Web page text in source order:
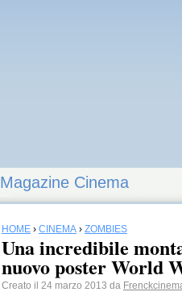
Magazine Cinema
HOME › CINEMA › ZOMBIES
Una incredibile
nuovo poster World
Creato il 24 marzo 2013 da